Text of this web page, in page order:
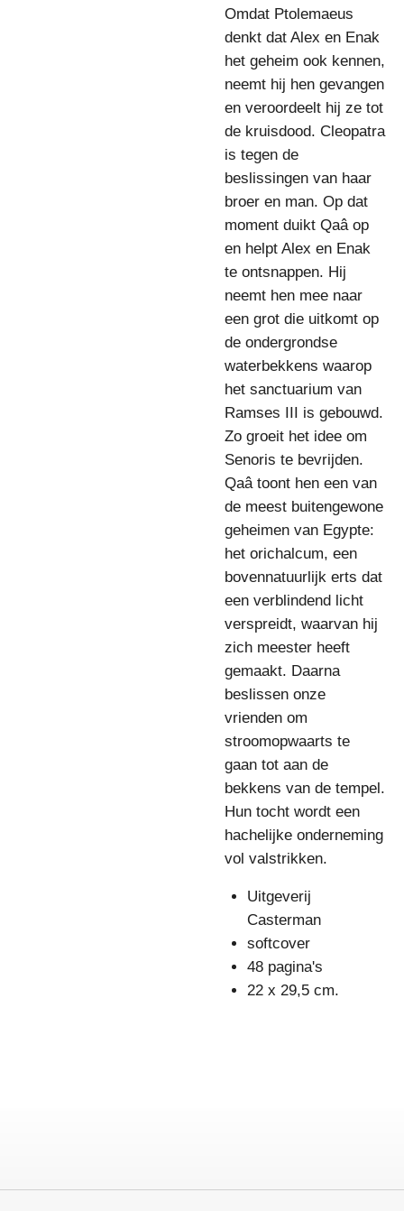
Omdat Ptolemaeus
denkt dat Alex en Enak
het geheim ook kennen,
neemt hij hen gevangen
en veroordeelt hij ze tot
de kruisdood. Cleopatra
is tegen de
beslissingen van haar
broer en man. Op dat
moment duikt Qaâ op
en helpt Alex en Enak
te ontsnappen. Hij
neemt hen mee naar
een grot die uitkomt op
de ondergrondse
waterbekkens waarop
het sanctuarium van
Ramses III is gebouwd.
Zo groeit het idee om
Senoris te bevrijden.
Qaâ toont hen een van
de meest buitengewone
geheimen van Egypte:
het orichalcum, een
bovennatuurlijk erts dat
een verblindend licht
verspreidt, waarvan hij
zich meester heeft
gemaakt. Daarna
beslissen onze
vrienden om
stroomopwaarts te
gaan tot aan de
bekkens van de tempel.
Hun tocht wordt een
hachelijke onderneming
vol valstrikken.
Uitgeverij
Casterman
softcover
48 pagina's
22 x 29,5 cm.